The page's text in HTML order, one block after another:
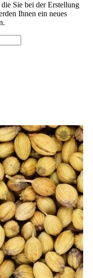
Sie bei der Erstellung
Ihnen ein neues